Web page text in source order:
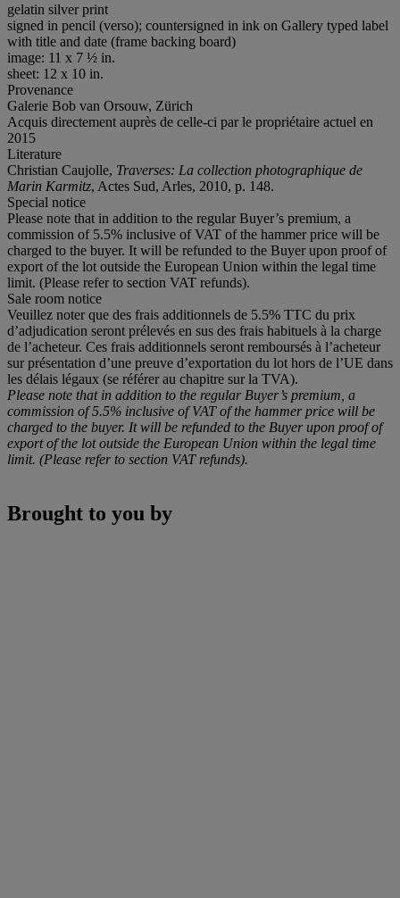
gelatin silver print
signed in pencil (verso); countersigned in ink on Gallery typed label
with title and date (frame backing board)
image: 11 x 7 ½ in.
sheet: 12 x 10 in.
Provenance
Galerie Bob van Orsouw, Zürich
Acquis directement auprès de celle-ci par le propriétaire actuel en
2015
Literature
Christian Caujolle, Traverses: La collection photographique de
Marin Karmitz, Actes Sud, Arles, 2010, p. 148.
Special notice
Please note that in addition to the regular Buyer’s premium, a
commission of 5.5% inclusive of VAT of the hammer price will be
charged to the buyer. It will be refunded to the Buyer upon proof of
export of the lot outside the European Union within the legal time
limit. (Please refer to section VAT refunds).
Sale room notice
Veuillez noter que des frais additionnels de 5.5% TTC du prix
d’adjudication seront prélevés en sus des frais habituels à la charge
de l’acheteur. Ces frais additionnels seront remboursés à l’acheteur
sur présentation d’une preuve d’exportation du lot hors de l’UE dans
les délais légaux (se référer au chapitre sur la TVA).
Please note that in addition to the regular Buyer’s premium, a
commission of 5.5% inclusive of VAT of the hammer price will be
charged to the buyer. It will be refunded to the Buyer upon proof of
export of the lot outside the European Union within the legal time
limit. (Please refer to section VAT refunds).
Brought to you by